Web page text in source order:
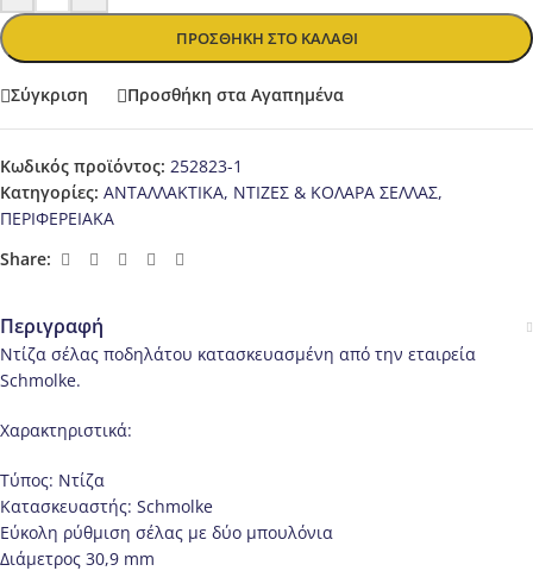
ΠΡΟΣΘΉΚΗ ΣΤΟ ΚΑΛΆΘΙ
Σύγκριση Προσθήκη στα Αγαπημένα
Κωδικός προϊόντος: 252823-1
Κατηγορίες: ΑΝΤΑΛΛΑΚΤΙΚΑ, ΝΤΙΖΕΣ & ΚΟΛΑΡΑ ΣΕΛΛΑΣ,
ΠΕΡΙΦΕΡΕΙΑΚΑ
Share:
Περιγραφή
Ντίζα σέλας ποδηλάτου κατασκευασμένη από την εταιρεία
Schmolke.
Χαρακτηριστικά:
Τύπος: Ντίζα
Κατασκευαστής: Schmolke
Εύκολη ρύθμιση σέλας με δύο μπουλόνια
Διάμετρος 30,9 mm